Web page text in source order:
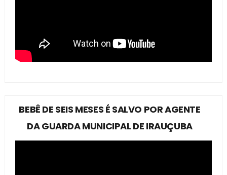
BEBÊ DE SEIS MESES É SALVO POR AGENTE
DA GUARDA MUNICIPAL DE IRAUÇUBA